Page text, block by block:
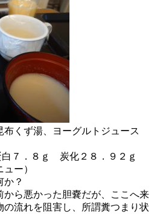
くず湯、ヨーグルトジュース
．８ｇ 炭化２８．９２ｇ
ー）
か？
から悪かった胆嚢だが、ここへ来
流れを阻害し、所謂糞つまり状